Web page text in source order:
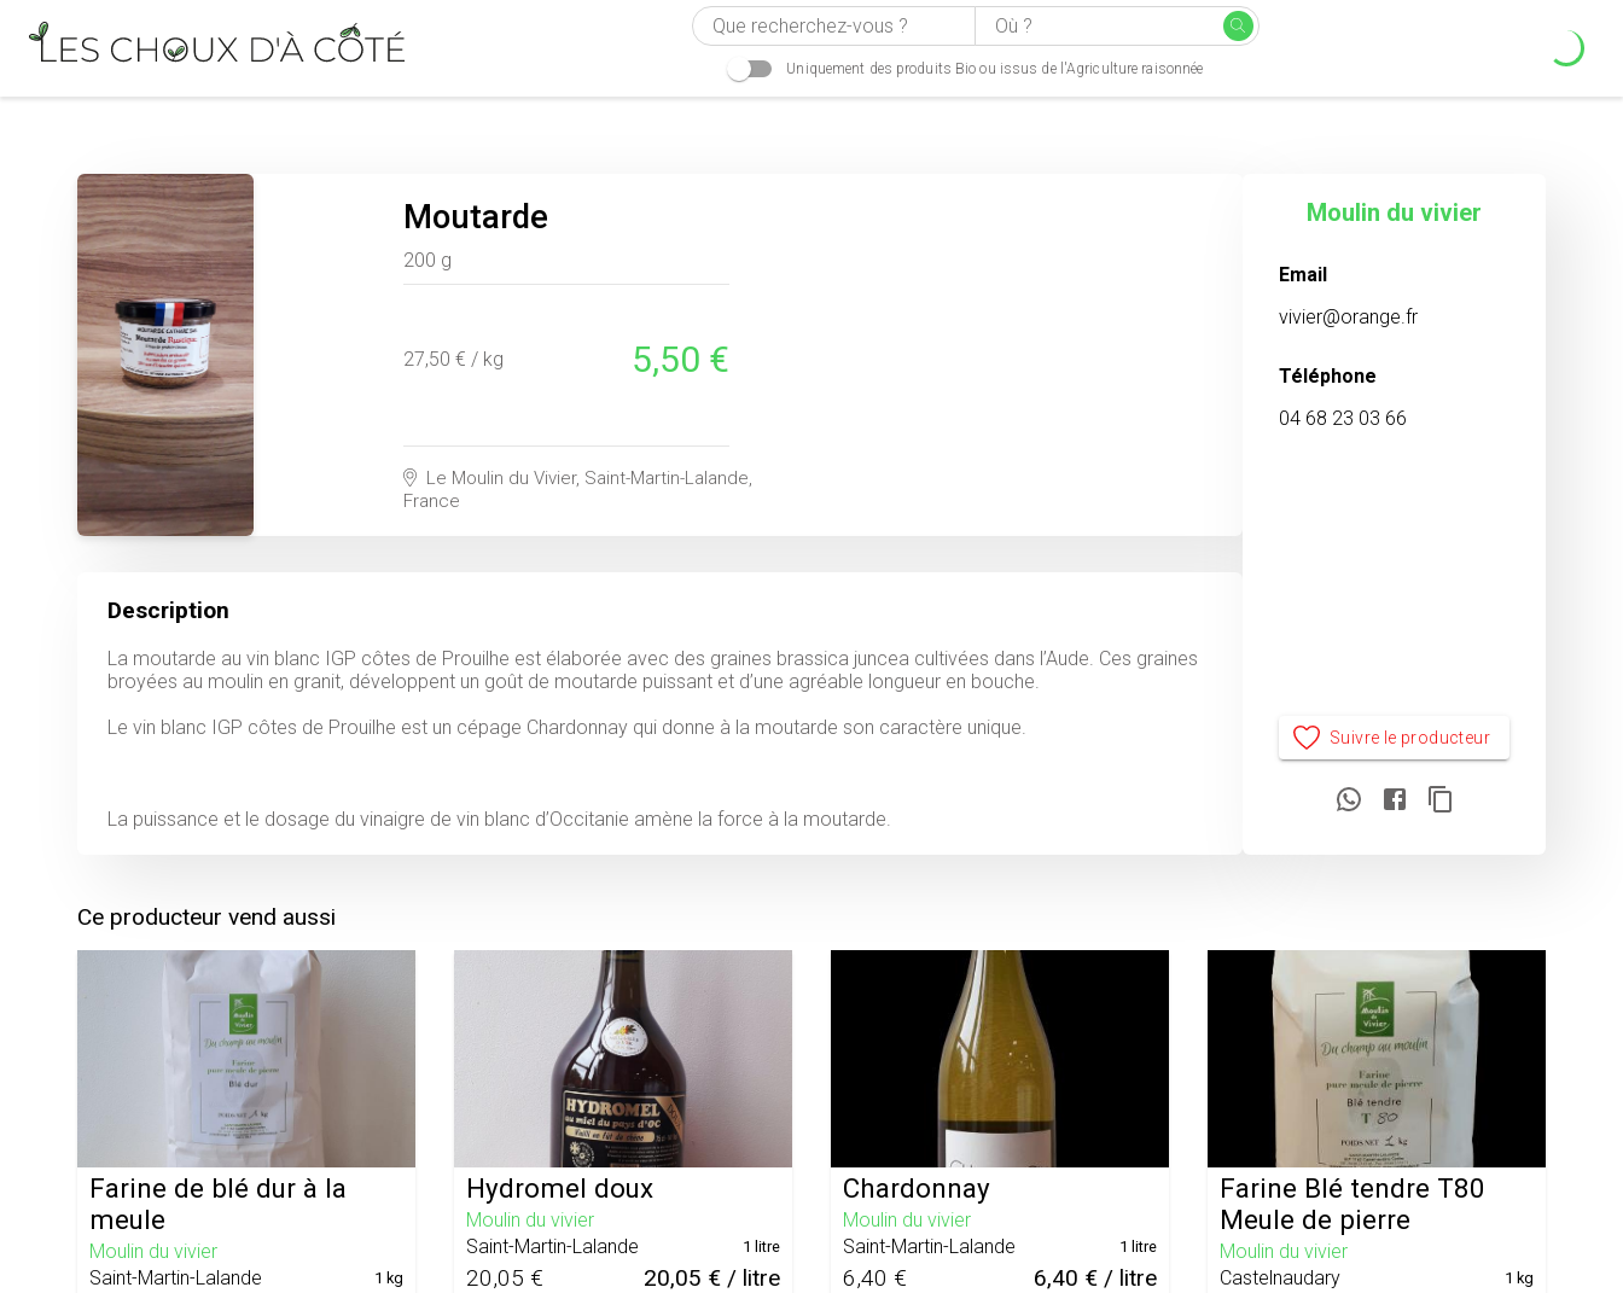
Uniquement des produits Bio ou issus de l'Agriculture raisonnée
Moutarde
200 g
27,50 € / kg 5,50 €
Le Moulin du Vivier, Saint-Martin-Lalande,
France
Description
La moutarde au vin blanc IGP côtes de Prouilhe est élaborée avec des graines brassica juncea cultivées dans l’Aude. Ces graines
broyées au moulin en granit, développent un goût de moutarde puissant et d’une agréable longueur en bouche.
Le vin blanc IGP côtes de Prouilhe est un cépage Chardonnay qui donne à la moutarde son caractère unique.
La puissance et le dosage du vinaigre de vin blanc d’Occitanie amène la force à la moutarde.
Moulin du vivier
Email
vivier@orange.fr
Téléphone
04 68 23 03 66
Suivre le producteur
Ce producteur vend aussi
Farine de blé dur à la
meule
Moulin du vivier
Saint-Martin-Lalande
1 kg
Hydromel doux
Moulin du vivier
Saint-Martin-Lalande
20,05 € 20,05 € / litre
1 litre
Chardonnay
Moulin du vivier
Saint-Martin-Lalande
6,40 € 6,40 € / litre
1 litre
Farine Blé tendre T80
Meule de pierre
Moulin du vivier
Castelnaudary
1 kg